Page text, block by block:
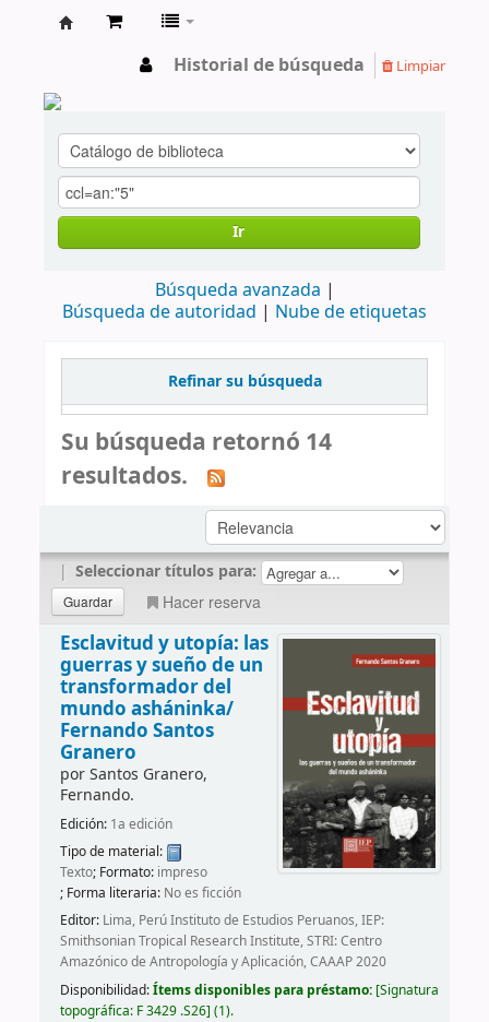
Historial de búsqueda Limpiar
Ir
Búsqueda avanzada
Búsqueda de autoridad
Nube de etiquetas
Refinar su búsqueda
Su búsqueda retornó 14
resultados.
| Seleccionar títulos para:
Hacer reserva
Esclavitud y utopía: las
guerras y sueño de un
transformador del
mundo asháninka/
Fernando Santos
Granero
porSantos Granero,
Fernando.
Edición: 1a edición
Tipo de material:
Texto; Formato: impreso
; Forma literaria: No es ficción
Editor: Lima, Perú Instituto de Estudios Peruanos, IEP:
Smithsonian Tropical Research Institute, STRI: Centro
Amazónico de Antropología y Aplicación, CAAAP 2020
Disponibilidad:Ítems disponibles para préstamo: Signatura
topográfica: F 3429 .S26 (1).